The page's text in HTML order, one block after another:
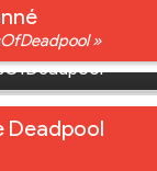
»
Deadpool